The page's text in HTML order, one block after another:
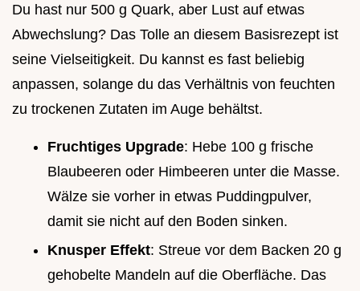
Du hast nur 500 g Quark, aber Lust auf etwas
Abwechslung? Das Tolle an diesem Basisrezept ist
seine Vielseitigkeit. Du kannst es fast beliebig
anpassen, solange du das Verhältnis von feuchten
zu trockenen Zutaten im Auge behältst.
Fruchtiges Upgrade: Hebe 100 g frische
Blaubeeren oder Himbeeren unter die Masse.
Wälze sie vorher in etwas Puddingpulver,
damit sie nicht auf den Boden sinken.
Knusper Effekt: Streue vor dem Backen 20 g
gehobelte Mandeln auf die Oberfläche. Das